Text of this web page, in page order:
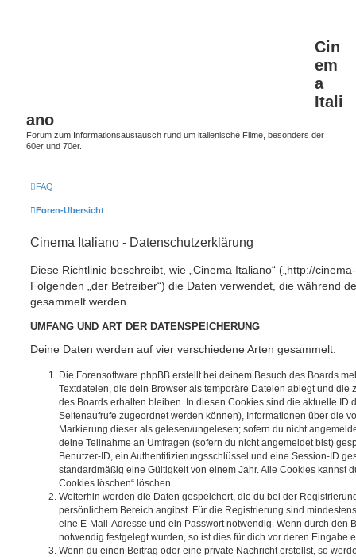
Cin
em
a
Itali
ano
Forum zum Informationsaustausch rund um italienische Filme, besonders der
60er und 70er.
FAQ
Foren-Übersicht
Cinema Italiano - Datenschutzerklärung
Diese Richtlinie beschreibt, wie „Cinema Italiano“ („http://
Folgenden „der Betreiber“) die Daten verwendet, die während
gesammelt werden.
UMFANG UND ART DER DATENSPEICHERUNG
Deine Daten werden auf vier verschiedene Arten gesammelt:
Die Forensoftware phpBB erstellt bei deinem Besuch des Boards
Textdateien, die dein Browser als temporäre Dateien ablegt und die
des Boards erhalten bleiben. In diesen Cookies sind die aktuelle ID
Seitenaufrufe zugeordnet werden können), Informationen über die
Markierung dieser als gelesen/ungelesen; sofern du nicht
deine Teilnahme an Umfragen (sofern du nicht angemeldet bist)
Benutzer-ID, ein Authentifizierungsschlüssel und eine Session-ID
standardmäßig eine Gültigkeit von einem Jahr. Alle Cookies kannst
Cookies löschen“ löschen.
Weiterhin werden die Daten gespeichert, die du bei der
persönlichem Bereich angibst. Für die Registrierung sind
eine E-Mail-Adresse und ein Passwort notwendig. Wenn durch den
notwendig festgelegt wurden, so ist dies für dich vor deren Eingabe
Wenn du einen Beitrag oder eine private Nachricht erstellst, so